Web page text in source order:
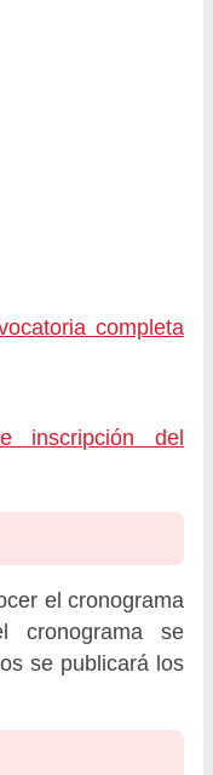
completa
inscripción del
el cronograma
cronograma se
se publicará los